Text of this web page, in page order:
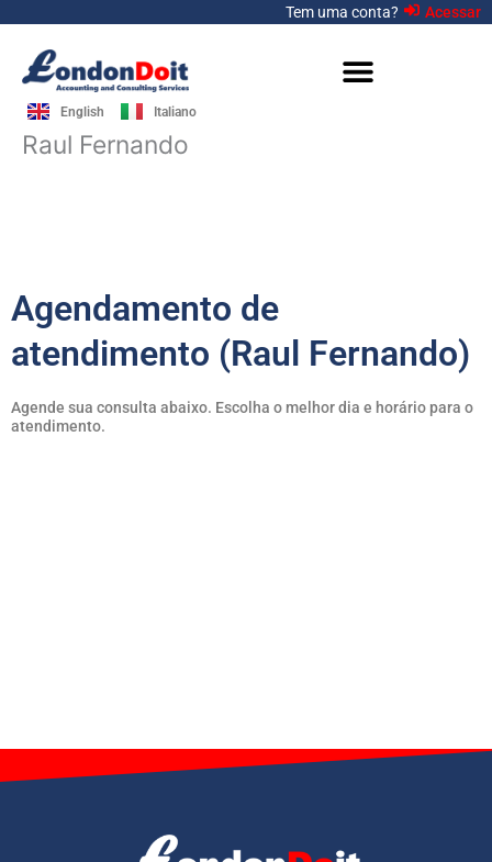
conteúdo
Tem uma conta? Acessar
English Italiano
Raul Fernando
Agendamento de
atendimento (Raul Fernando)
Agende sua consulta abaixo. Escolha o melhor dia e horário para o
atendimento.